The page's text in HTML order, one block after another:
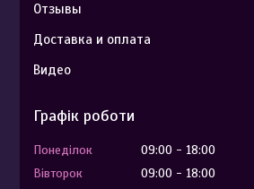
Отзывы
Доставка и оплата
Видео
Графік роботи
Понеділок 09:00
18:00
Вівторок
09:00
18:00